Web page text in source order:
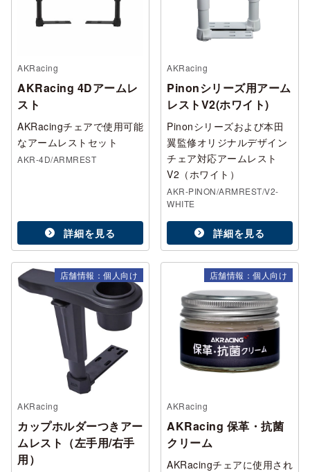
AKRacing
AKRacing 4Dアームレ
スト
AKRacingチェアで使用可能
なアームレストセット
AKR-4D/ARMREST
詳細を見る
AKRacing
Pinonシリーズ用アーム
レストV2(ホワイト)
Pinonシリーズおよび本田
翼監修オリジナルデザイン
チェア対応アームレスト
V2（ホワイト）
AKR-PINON/ARMREST/V2-
WHITE
詳細を見る
店舗情報：個人向け
AKRacing
カップホルダーつきアー
ムレスト（左手用/右手
用）
店舗情報：個人向け
AKRacing
AKRacing 保革・抗菌
クリーム
AKRacingチェアに使用され